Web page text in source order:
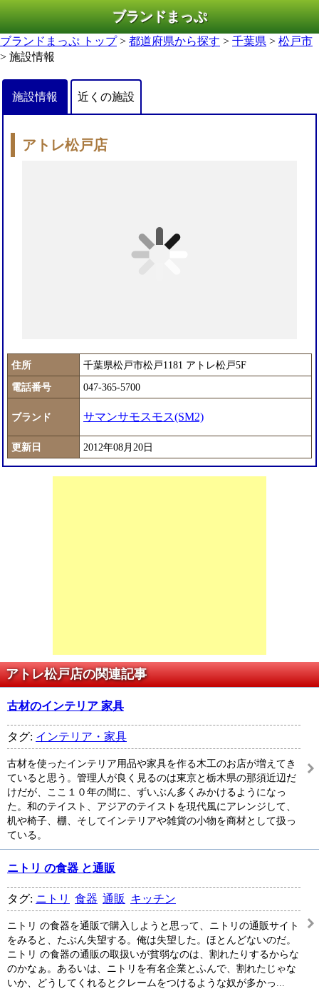
ブランドまっぷ
ブランドまっぷ トップ> 都道府県から探す > 千葉県 > 松戸市
> 施設情報
施設情報 近くの施設
アトレ松戸店
住所
千葉県松戸市松戸1181 アトレ松戸5F
電話番号
047-365-5700
ブランド サマンサモスモス(SM2)
更新日 2012年08月20日
アトレ松戸店の関連記事
古材のインテリア 家具
タグ: インテリア・家具
古材を使ったインテリア用品や家具を作る木工のお店が増えてき
ていると思う。管理人が良く見るのは東京と栃木県の那須近辺だ
けだが、ここ１０年の間に、ずいぶん多くみかけるようになっ
た。和のテイスト、アジアのテイストを現代風にアレンジして、
机や椅子、棚、そしてインテリアや雑貨の小物を商材として扱っ
ている。
ニトリ の食器 と通販
タグ: ニトリ 食器 通販 キッチン
ニトリ の食器を通販で購入しようと思って、ニトリの通販サイト
をみると、たぶん失望する。俺は失望した。ほとんどないのだ。
ニトリ の食器の通販の取扱いが貧弱なのは、割れたりするからな
のかなぁ。あるいは、ニトリを有名企業とふんで、割れたじゃな
いか、どうしてくれるとクレームをつけるような奴が多かっ...